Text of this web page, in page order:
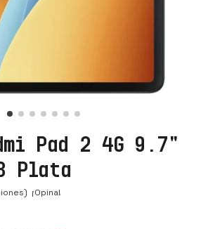
Pad 2 4G 9.7"
Plata
¡Opina!